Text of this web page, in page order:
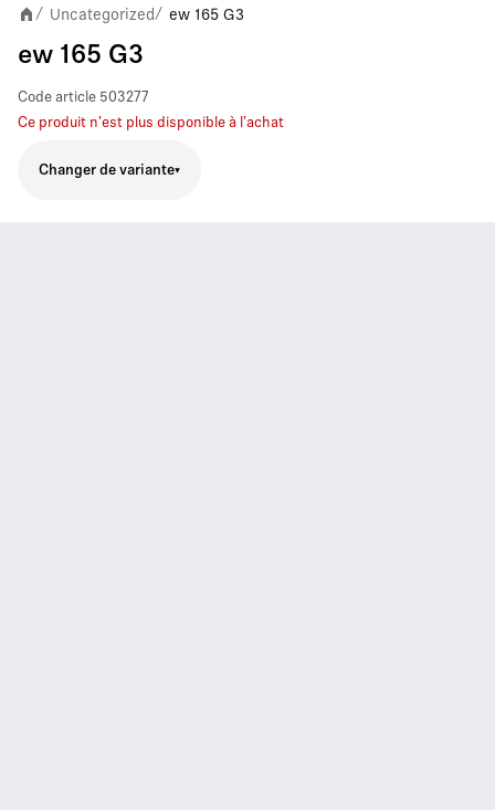
/ Uncategorized / ew 165 G3
ew 165 G3
Code article 503277
Ce produit n'est plus disponible à l'achat
Changer de variante